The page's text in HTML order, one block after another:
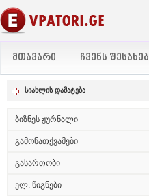
ᲛᲗᲐᲕᲐᲠᲘ ᲩᲕᲔᲜᲡ ᲨᲔᲡᲐᲮᲔᲑ
სიახლის დამატება
ბიზნეს ჟურნალი
გამონათქვამები
გასართობი
ელ. წიგნები